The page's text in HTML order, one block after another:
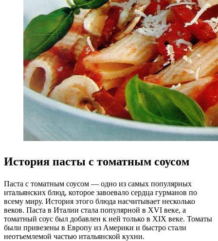
История пасты с томатным соусом
Паста с томатным соусом — одно из самых популярных
итальянских блюд, которое завоевало сердца гурманов по
всему миру. История этого блюда насчитывает несколько
веков. Паста в Италии стала популярной в XVI веке, а
томатный соус был добавлен к ней только в XIX веке. Томаты
были привезены в Европу из Америки и быстро стали
неотъемлемой частью итальянской кухни.